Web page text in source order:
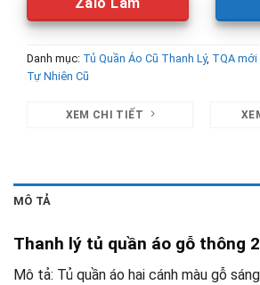
Danh mục: Tủ Quần Áo Cũ Thanh Lý, TQA mới
Tự Nhiên Cũ
XEM CHI TIẾT
MÔ TẢ
Thanh lý tủ quần áo gỗ thông
Mô tả: Tủ quần áo hai cánh màu gỗ